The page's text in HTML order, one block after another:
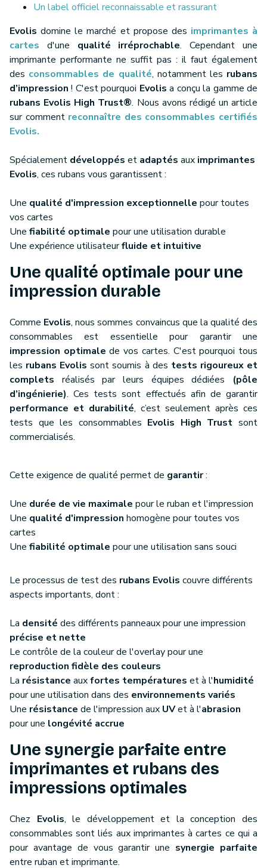
Un label officiel reconnaissable et rassurant
Evolis domine le marché et propose des imprimantes à
cartes d'une qualité irréprochable. Cependant une
imprimante performante ne suffit pas : il faut également
des consommables de qualité, notamment les rubans
d’impression ! C'est pourquoi Evolis a conçu la gamme de
rubans Evolis High Trust®. Nous avons rédigé un article
sur comment reconnaître des consommables certifiés
Evolis.
Spécialement développés et adaptés aux imprimantes
Evolis, ces rubans vous garantissent :
Une qualité d'impression exceptionnelle pour toutes
vos cartes
Une fiabilité optimale pour une utilisation durable
Une expérience utilisateurfluide et intuitive
Une qualité optimale pour une
impression durable
Comme Evolis, nous sommes convaincus que la qualité des
consommables est essentielle pour garantir une
impression optimale de vos cartes. C'est pourquoi tous
les rubans Evolis sont soumis à des tests rigoureux et
complets réalisés par leurs équipes dédiées (pôle
d’ingénierie). Ces tests sont effectués afin de garantir
performance et durabilité, c’est seulement après ces
tests que les consommables Evolis High Trust sont
commercialisés.
Cette exigence de qualité permet de garantir:
Une durée de vie maximale pour le ruban et l'impression
Une qualité d'impression homogène pour toutes vos
cartes
Une fiabilité optimale pour une utilisation sans souci
Le processus de test des rubans Evolis couvre différents
aspects importants, dont :
La densité des différents panneaux pour une impression
précise et nette
Le contrôle de la couleur de l'overlay pour une
reproduction fidèle des couleurs
La résistance auxfortes températures et à l'humidité
pour une utilisation dans des environnements variés
Une résistance de l'impression aux UVet à l'abrasion
pour une longévité accrue
Une synergie parfaite entre
imprimantes et rubans des
impressions optimales
Chez Evolis, le développement et la conception des
consommables sont liés aux imprimantes à cartes ce qui a
pour avantage de vous garantir une synergie parfaite
entre ruban et imprimante.